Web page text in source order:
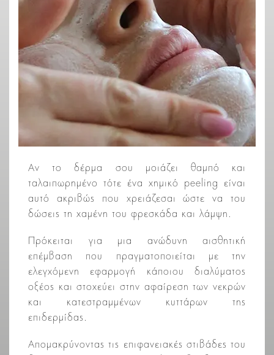
Αν το δέρμα σου μοιάζει θαμπό και
ταλαιπωρημένο τότε ένα χημικό peeling είναι
αυτό ακριβώς που χρειάζεσαι ώστε να του
δώσεις τη χαμένη του φρεσκάδα και λάμψη.
Πρόκειται για μια ανώδυνη αισθητική
επέμβαση που πραγματοποιείται με την
ελεγχόμενη εφαρμογή κάποιου διαλύματος
οξέος και στοχεύει στην αφαίρεση των νεκρών
και κατεστραμμένων κυττάρων της
επιδερμίδας.
Απομακρύνοντας τις επιφανειακές στιβάδες του